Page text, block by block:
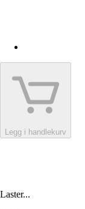
Legg i handlekurv
Laster...